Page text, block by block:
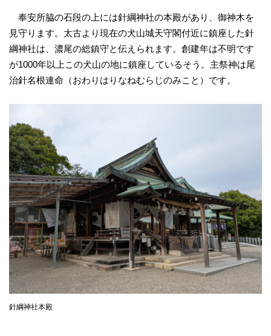
奉安所脇の石段の上には針綱神社の本殿があり、御神木を
見守ります。太古より現在の犬山城天守閣付近に鎮座した針
綱神社は、濃尾の総鎮守と伝えられます。創建年は不明です
が1000年以上この犬山の地に鎮座しているそう。主祭神は尾
治針名根連命（おわりはりなねむらじのみこと）です。
針綱神社本殿